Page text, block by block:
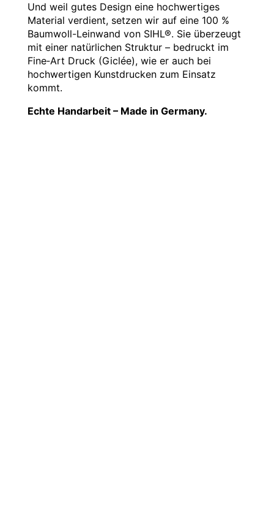
Und weil gutes Design eine hochwertiges
Material verdient, setzen wir auf eine 100 %
Baumwoll-Leinwand von SIHL®. Sie überzeugt
mit einer natürlichen Struktur – bedruckt im
Fine‑Art Druck (Giclée), wie er auch bei
hochwertigen Kunstdrucken zum Einsatz
kommt.
Echte Handarbeit – Made in Germany.